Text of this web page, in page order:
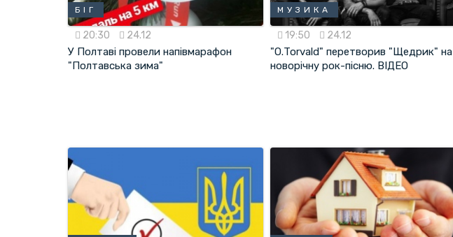
БІГ
20:30 24.12
У Полтаві провели напівмарафон
"Полтавська зима"
МУЗИКА
19:50 24.12
"О.Torvald" перетворив "Щедрик" на
новорічну рок-пісню. ВІДЕО